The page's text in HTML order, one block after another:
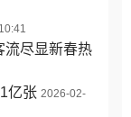
流尽显新春热
亿张 2026-02-